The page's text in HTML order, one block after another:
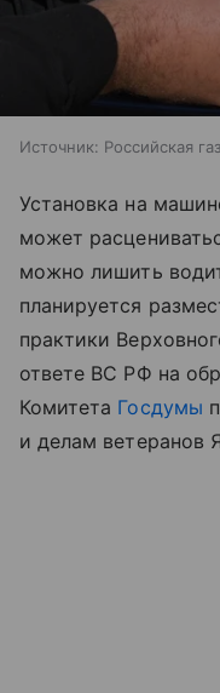
Источник: Российская
Установка на
может
можно лишить
планируется
практики
ответе ВС РФ на
Комитета Госдумы
и делам ветеранов